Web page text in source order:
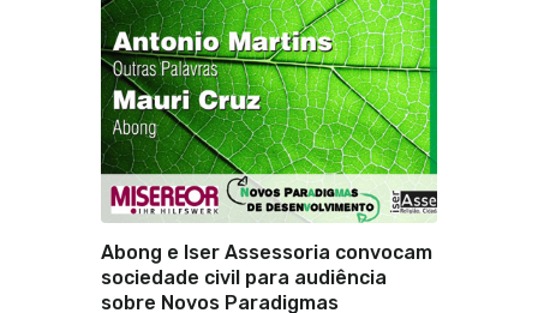
Abong e Iser Assessoria convocam
sociedade civil para audiência
sobre Novos Paradigmas